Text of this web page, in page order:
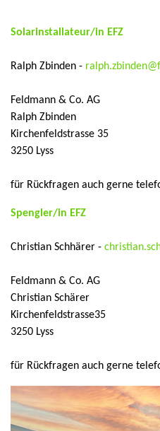
Solarinstallateur/in EFZ
Ralph Zbinden -
Feldmann & Co. AG
Ralph Zbinden
Kirchenfeldstrasse 35
3250 Lyss
für Rückfragen auch gerne
Spengler/in EFZ
Christian Schhärer -
Feldmann & Co. AG
Christian Schärer
Kirchenfeldstrasse35
3250 Lyss
für Rückfragen auch gerne